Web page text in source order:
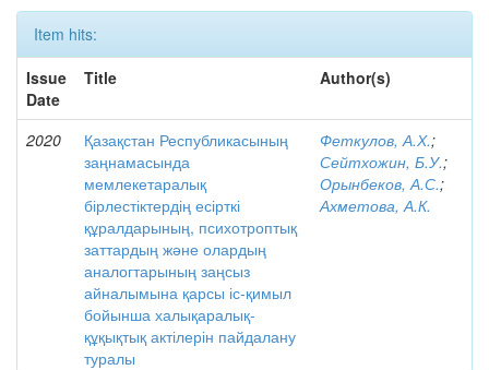
Item hits:
Issue
Date
Title Author(s)
2020
Қазақстан Республикасының
заңнамасында
мемлекетаралық
бірлестіктердің есірткі
құралдарының, психотроптық
заттардың және олардың
аналогтарының заңсыз
айналымына қарсы іс-қимыл
бойынша халықаралық-
құқықтық актілерін пайдалану
туралы
Феткулов, А.Х.;
Сейтхожин, Б.У.;
Орынбеков, А.С.;
Ахметова, А.К.